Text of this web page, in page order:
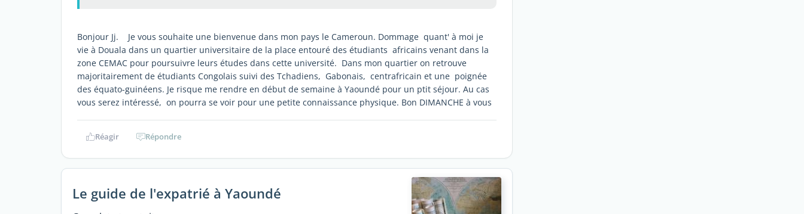
Bonjour Jj. Je vous souhaite une bienvenue dans mon pays le Cameroun. Dommage quant' à moi je
vie à Douala dans un quartier universitaire de la place entouré des étudiants africains venant dans la
zone CEMAC pour poursuivre leurs études dans cette université. Dans mon quartier on retrouve
majoritairement de étudiants Congolais suivi des Tchadiens, Gabonais, centrafricain et une poignée
des équato-guinéens. Je risque me rendre en début de semaine à Yaoundé pour un ptit séjour. Au cas
vous serez intéressé, on pourra se voir pour une petite connaissance physique. Bon DIMANCHE à vous
Réagir Répondre
Le guide de l'expatrié à Yaoundé